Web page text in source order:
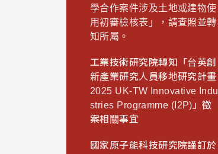
學合作案件涉及土地或建物使
用初審檢核表」，請查照並轉
知所屬。
工業技術研究院轉知「台英創
新產業研究人員移地研究計畫
2025 UK-TW Innovative Indu
stries Programme (I2P)」徵
案相關事宜
國家原子能科技研究院謹訂於